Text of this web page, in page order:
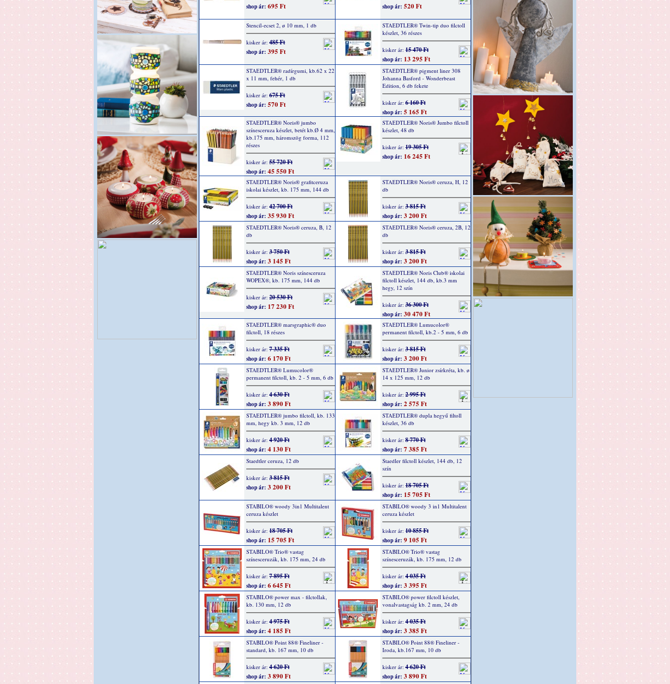
shop ár: 695 Ft shop ár: 520 Ft
Stencil-ecset 2, ø 10 mm, 1 db
kisker ár: 485 Ft
shop ár: 395 Ft
STAEDTLER® Twin-tip duo filctoll
készlet, 36 részes
kisker ár: 15 470 Ft
shop ár: 13 295 Ft
STAEDTLER® radírgumi, kb.62 x 22
x 11 mm, fehér, 1 db
kisker ár: 675 Ft
shop ár: 570 Ft
STAEDTLER® pigment liner 308
Johanna Basford - Wonderbeast
Edition, 6 db fekete
kisker ár: 6 160 Ft
shop ár: 5 165 Ft
STAEDTLER® Noris® jumbo
színesceruza készlet, betét kb.Ø 4 mm,
kb.175 mm, háromszög forma, 112
részes
kisker ár: 55 720 Ft
shop ár: 45 550 Ft
STAEDTLER® Noris® Jumbo filctoll
készlet, 48 db
kisker ár: 19 305 Ft
shop ár: 16 245 Ft
STAEDTLER® Noris® grafitceruza
iskolai készlet, kb. 175 mm, 144 db
kisker ár: 42 700 Ft
shop ár: 35 930 Ft
STAEDTLER® Noris® ceruza, H, 12
db
kisker ár: 3 815 Ft
shop ár: 3 200 Ft
STAEDTLER® Noris® ceruza, B, 12
db
kisker ár: 3 750 Ft
shop ár: 3 145 Ft
STAEDTLER® Noris® ceruza, 2B, 12
db
kisker ár: 3 815 Ft
shop ár: 3 200 Ft
STAEDTLER® Noris színesceruza
WOPEX®, kb. 175 mm, 144 db
kisker ár: 20 530 Ft
shop ár: 17 230 Ft
STAEDTLER® Noris Club® iskolai
filctoll készlet, 144 db, kb.3 mm
hegy, 12 szín
kisker ár: 36 300 Ft
shop ár: 30 470 Ft
STAEDTLER® marsgraphic® duo
filctoll, 18 részes
kisker ár: 7 335 Ft
shop ár: 6 170 Ft
STAEDTLER® Lumucolor®
permanent filctoll, kb.2 - 5 mm, 6 db
kisker ár: 3 815 Ft
shop ár: 3 200 Ft
STAEDTLER® Lumucolor®
permanent filctoll, kb. 2 - 5 mm, 6 db
kisker ár: 4 630 Ft
shop ár: 3 890 Ft
STAEDTLER® Junior zsírkréta, kb. ø
14 x 125 mm, 12 db
kisker ár: 2 995 Ft
shop ár: 2 575 Ft
STAEDTLER® jumbo filctoll, kb. 133
mm, hegy kb. 3 mm, 12 db
kisker ár: 4 920 Ft
shop ár: 4 130 Ft
STAEDTLER® dupla hegyű filtoll
készlet, 36 db
kisker ár: 8 770 Ft
shop ár: 7 385 Ft
Staedtler ceruza, 12 db
kisker ár: 3 815 Ft
shop ár: 3 200 Ft
Staedler filctoll készlet, 144 db, 12
szín
kisker ár: 18 705 Ft
shop ár: 15 705 Ft
STABILO® woody 3in1 Multitalent
ceruza készlet
kisker ár: 18 705 Ft
shop ár: 15 705 Ft
STABILO® woody 3 in1 Multitalent
ceruza készlet
kisker ár: 10 855 Ft
shop ár: 9 105 Ft
STABILO® Trio® vastag
színesceruzák, kb. 175 mm, 24 db
kisker ár: 7 895 Ft
shop ár: 6 645 Ft
STABILO® Trio® vastag
színesceruzák, kb. 175 mm, 12 db
kisker ár: 4 035 Ft
shop ár: 3 395 Ft
STABILO® power max - filctollak,
kb. 130 mm, 12 db
kisker ár: 4 975 Ft
shop ár: 4 185 Ft
STABILO® power filctoll készlet,
vonalvastagság kb. 2 mm, 24 db
kisker ár: 4 035 Ft
shop ár: 3 385 Ft
STABILO® Point 88® Fineliner -
standard, kb. 167 mm, 10 db
kisker ár: 4 620 Ft
shop ár: 3 890 Ft
STABILO® Point 88® Fineliner -
Iroda, kb.167 mm, 10 db
kisker ár: 4 620 Ft
shop ár: 3 890 Ft